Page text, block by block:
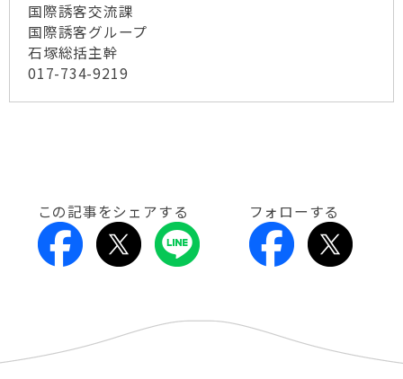
国際誘客交流課
国際誘客グループ
石塚総括主幹
017-734-9219
この記事をシェアする フォローする